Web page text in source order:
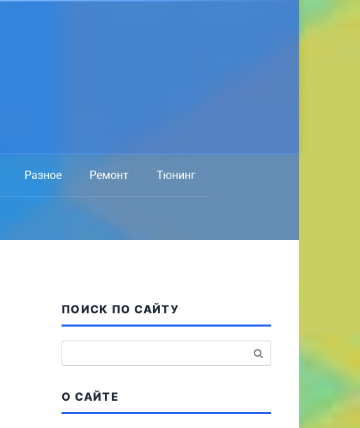
Разное Ремонт Тюнинг
ПОИСК ПО САЙТУ
О САЙТЕ